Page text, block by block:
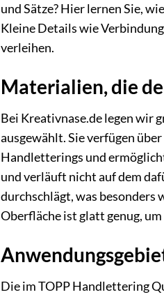
und Sätze? Hier lernen Sie,
Kleine Details wie
verleihen.
Materialien, die
Bei Kreativnase.de legen wir
ausgewählt. Sie verfügen
Handletterings und
und verläuft nicht auf dem
durchschlägt, was besonders
Oberfläche ist glatt genug,
Die im TOPP Handlettering